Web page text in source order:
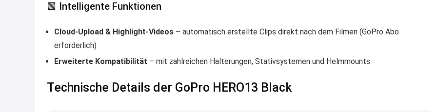
🟩 Intelligente Funktionen
Cloud-Upload & Highlight-Videos – automatisch erstellte Clips direkt nach dem Filmen (GoPro Abo
erforderlich)
Erweiterte Kompatibilität – mit zahlreichen Halterungen, Stativsystemen und Helmmounts
Technische Details der GoPro HERO13 Black